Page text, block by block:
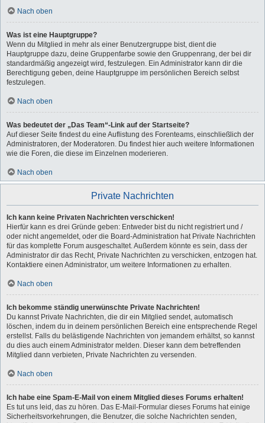
Nach oben
Was ist eine Hauptgruppe?
Wenn du Mitglied in mehr als einer Benutzergruppe bist, dient die
Hauptgruppe dazu, deine Gruppenfarbe sowie den Gruppenrang, der bei dir
standardmäßig angezeigt wird, festzulegen. Ein Administrator kann dir die
Berechtigung geben, deine Hauptgruppe im persönlichen Bereich selbst
festzulegen.
Nach oben
Was bedeutet der „Das Team“-Link auf der Startseite?
Auf dieser Seite findest du eine Auflistung des Forenteams, einschließlich der
Administratoren, der Moderatoren. Du findest hier auch weitere Informationen
wie die Foren, die diese im Einzelnen moderieren.
Nach oben
Private Nachrichten
Ich kann keine Privaten Nachrichten verschicken!
Hierfür kann es drei Gründe geben: Entweder bist du nicht registriert und /
oder nicht angemeldet, oder die Board-Administration hat Private Nachrichten
für das komplette Forum ausgeschaltet. Außerdem könnte es sein, dass der
Administrator dir das Recht, Private Nachrichten zu verschicken, entzogen hat.
Kontaktiere einen Administrator, um weitere Informationen zu erhalten.
Nach oben
Ich bekomme ständig unerwünschte Private Nachrichten!
Du kannst Private Nachrichten, die dir ein Mitglied sendet, automatisch
löschen, indem du in deinem persönlichen Bereich eine entsprechende Regel
erstellst. Falls du belästigende Nachrichten von jemandem erhältst, so kannst
du dies auch einem Administrator melden. Dieser kann dem betreffenden
Mitglied dann verbieten, Private Nachrichten zu versenden.
Nach oben
Ich habe eine Spam-E-Mail von einem Mitglied dieses Forums erhalten!
Es tut uns leid, das zu hören. Das E-Mail-Formular dieses Forums hat einige
Sicherheitsvorkehrungen, die Benutzer, die solche Nachrichten senden,